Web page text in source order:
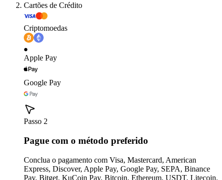
Cartões de Crédito
Criptomoedas
Apple Pay
Google Pay
Passo 2
Pague com o método preferido
Conclua o pagamento com Visa, Mastercard, American
Express, Discover, Apple Pay, Google Pay, SEPA, Binance
Pay, Bitget, KuCoin Pay, Bitcoin, Ethereum, USDT, Litecoin,